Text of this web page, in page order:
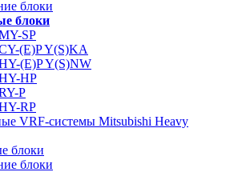
блоки
блоки
SP
(E)P Y(S)KA
(E)P Y(S)NW
HP
P
RP
VRF-системы Mitsubishi Heavy
блоки
блоки